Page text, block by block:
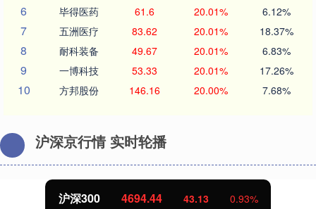
6 毕得医药 61.6 20.01% 6.12%
7 五洲医疗 83.62 20.01% 18.37%
8 耐科装备 49.67 20.01% 6.83%
9 一博科技 53.33 20.01% 17.26%
10 方邦股份 146.16 20.00% 7.68%
沪深京行情 实时轮播
北证50 1134.24 11.37 1.01%